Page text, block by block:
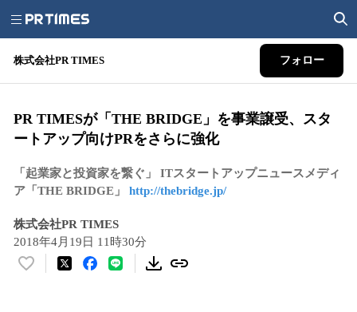
株式会社PR TIMES フォロー
PR TIMESが「THE BRIDGE」を事業譲受、スタ
ートアップ向けPRをさらに強化
「起業家と投資家を繋ぐ」 ITスタートアップニュースメディ
ア「THE BRIDGE」 http://thebridge.jp/
株式会社PR TIMES
2018年4月19日 11時30分
い